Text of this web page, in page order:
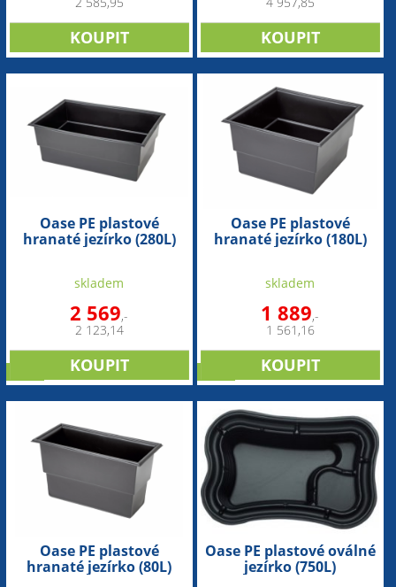
Oase PE plastové
hranaté jezírko (280L)
skladem
2 569,-
2 123,14
Oase PE plastové
hranaté jezírko (180L)
skladem
1 889,-
1 561,16
Oase PE plastové
hranaté jezírko (80L)
Oase PE plastové oválné
jezírko (750L)